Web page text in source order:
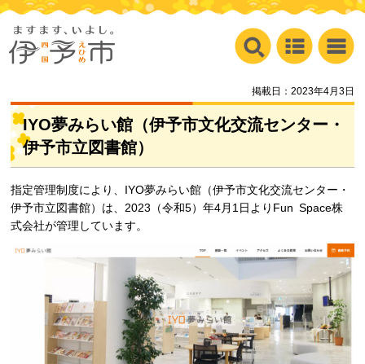
掲載日：2023年4月3日
IYO夢みらい館（伊予市文化交流センター・
伊予市立図書館）
指定管理制度により、IYO夢みらい館（伊予市文化交流センター・
伊予市立図書館）は、2023（令和5）年4月1日よりFun Space株
式会社が管理しています。